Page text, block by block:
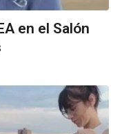
en el Salón